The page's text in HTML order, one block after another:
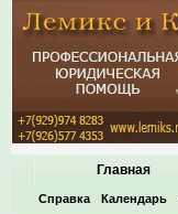
Главная
Справка Календарь